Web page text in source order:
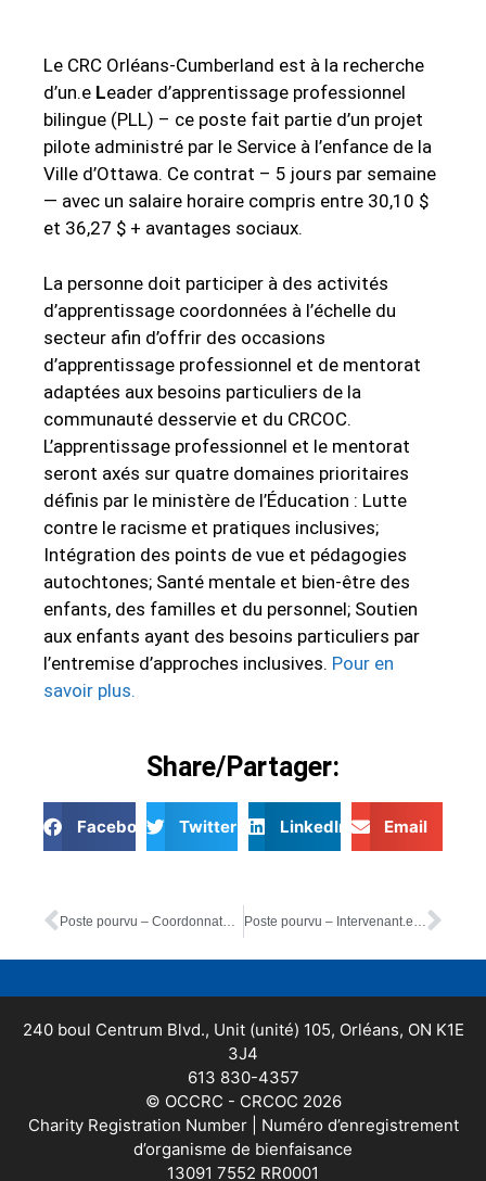
Le CRC Orléans-Cumberland est à la recherche
d’un.e Leader d’apprentissage professionnel
bilingue (PLL) – ce poste fait partie d’un projet
pilote administré par le Service à l’enfance de la
Ville d’Ottawa. Ce contrat – 5 jours par semaine
— avec un salaire horaire compris entre 30,10 $
et 36,27 $ + avantages sociaux.
La personne doit participer à des activités
d’apprentissage coordonnées à l’échelle du
secteur afin d’offrir des occasions
d’apprentissage professionnel et de mentorat
adaptées aux besoins particuliers de la
communauté desservie et du CRCOC.
L’apprentissage professionnel et le mentorat
seront axés sur quatre domaines prioritaires
définis par le ministère de l’Éducation : Lutte
contre le racisme et pratiques inclusives;
Intégration des points de vue et pédagogies
autochtones; Santé mentale et bien-être des
enfants, des familles et du personnel; Soutien
aux enfants ayant des besoins particuliers par
l’entremise d’approches inclusives. Pour en
savoir plus.
Share/Partager:
Facebook Twitter LinkedIn Email
240 boul Centrum Blvd., Unit (unité) 105, Orléans, ON K1E
3J4
613 830-4357
© OCCRC - CRCOC 2026
Charity Registration Number | Numéro d’enregistrement
d’organisme de bienfaisance
13091 7552 RR0001